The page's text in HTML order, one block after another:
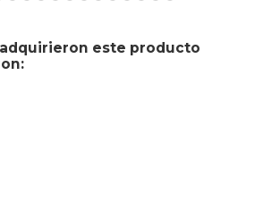
este producto